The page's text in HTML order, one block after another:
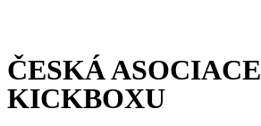
ČESKÁ ASOCIACE
KICKBOXU